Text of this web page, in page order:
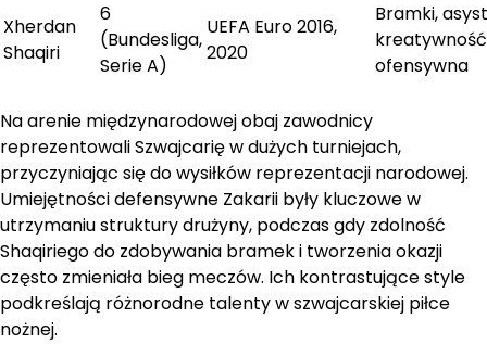
Xherdan
Shaqiri
6
(Bundesliga,
Serie A)
UEFA Euro 2016,
2020
Bramki,
kreatywność
ofensywna
Na arenie międzynarodowej obaj zawodnicy
reprezentowali Szwajcarię w dużych turniejach,
przyczyniając się do wysiłków reprezentacji narodowej.
Umiejętności defensywne Zakarii były kluczowe w
utrzymaniu struktury drużyny, podczas gdy zdolność
Shaqiriego do zdobywania bramek i tworzenia okazji
często zmieniała bieg meczów. Ich kontrastujące style
podkreślają różnorodne talenty w szwajcarskiej piłce
nożnej.